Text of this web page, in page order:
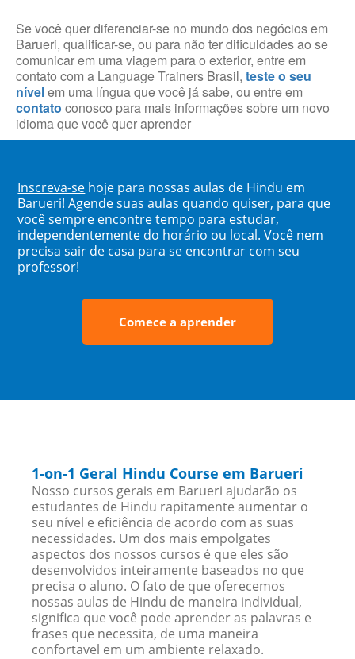
Se você quer diferenciar-se no mundo dos negócios em
Barueri, qualificar-se, ou para não ter dificuldades ao se
comunicar em uma viagem para o exterior, entre em
contato com a Language Trainers Brasil, teste o seu
nívelem uma língua que você já sabe, ou entre em
contato conosco para mais informações sobre um novo
idioma que você quer aprender
Inscreva-se hoje para nossas aulas de Hindu em
Barueri! Agende suas aulas quando quiser, para que
você sempre encontre tempo para estudar,
independentemente do horário ou local. Você nem
precisa sair de casa para se encontrar com seu
professor!
Comece a aprender
1-on-1 Geral Hindu Course em Barueri
Nosso cursos gerais em Barueri ajudarão os
estudantes de Hindu rapitamente aumentar o
seu nível e eficiência de acordo com as suas
necessidades. Um dos mais empolgates
aspectos dos nossos cursos é que eles são
desenvolvidos inteiramente baseados no que
precisa o aluno. O fato de que oferecemos
nossas aulas de Hindu de maneira individual,
significa que você pode aprender as palavras e
frases que necessita, de uma maneira
confortavel em um ambiente relaxado.